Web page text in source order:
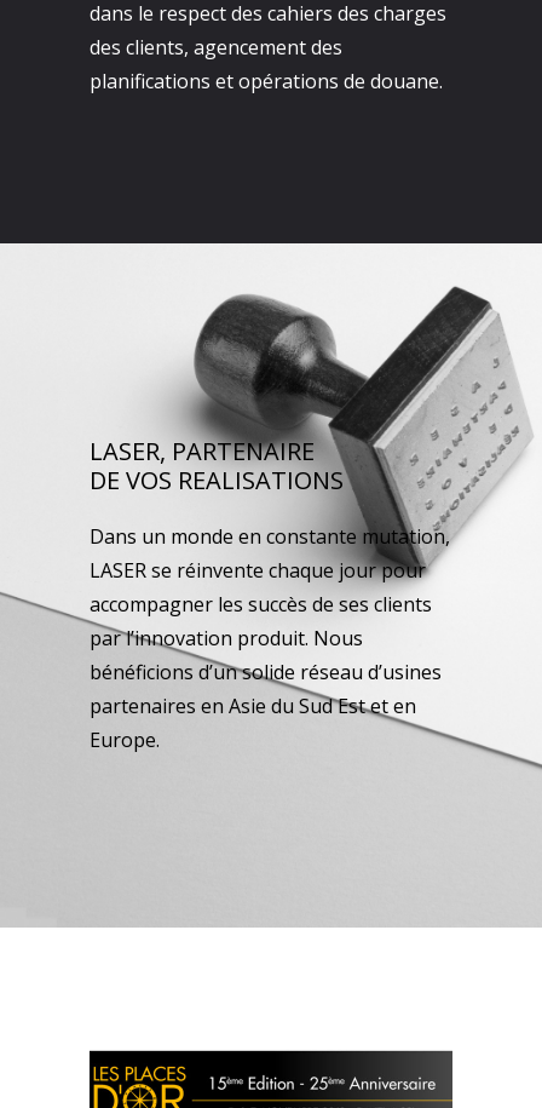
dans le respect des cahiers des charges
des clients, agencement des
planifications et opérations de douane.
LASER, PARTENAIRE
DE VOS REALISATIONS
Dans un monde en constante mutation,
LASER se réinvente chaque jour pour
accompagner les succès de ses clients
par l’innovation produit. Nous
bénéficions d’un solide réseau d’usines
partenaires en Asie du Sud Est et en
Europe.